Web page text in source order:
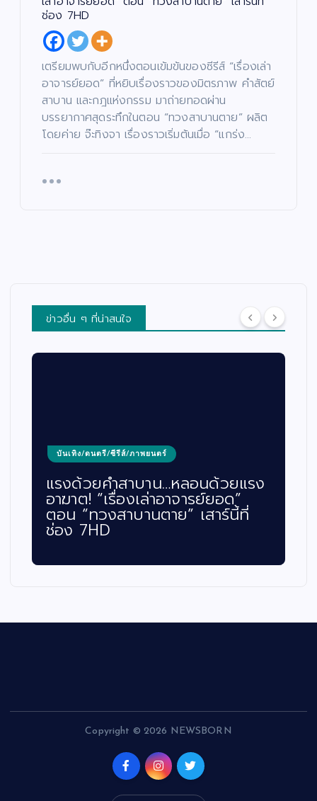
ช่อง 7HD
เตรียมพบกับอีกหนึ่งตอนเข้มข้นของซีรีส์ “เรื่องเล่า
อาจารย์ยอด” ที่หยิบเรื่องราวของมิตรภาพ คำสัตย์
สาบาน และกฎแห่งกรรม มาถ่ายทอดผ่าน
บรรยากาศสุดระทึกในตอน “ทวงสาบานตาย” ผลิต
โดยค่าย จ๊ะทิงจา เรื่องราวเริ่มต้นเมื่อ “แกร่ง…
ข่าวอื่น ๆ ที่น่าสนใจ
บันเทิง/ดนตรี/ซีรีส์/ภาพยนตร์
แรงด้วยคำสาบาน…หลอนด้วยแรง
อาฆาต! “เรื่องเล่าอาจารย์ยอด”
ตอน “ทวงสาบานตาย” เสาร์นี้ที่
ช่อง 7HD
Copyright © 2026 NEWSBORN